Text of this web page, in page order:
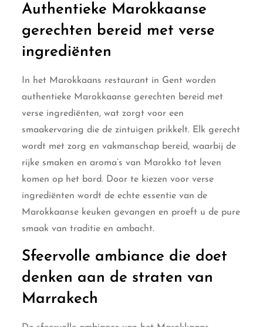
Authentieke Marokkaanse
gerechten bereid met verse
ingrediënten
In het Marokkaans restaurant in Gent worden
authentieke Marokkaanse gerechten bereid met
verse ingrediënten, wat zorgt voor een
smaakervaring die de zintuigen prikkelt. Elk gerecht
wordt met zorg en vakmanschap bereid, waarbij de
rijke smaken en aroma’s van Marokko tot leven
komen op het bord. Door te kiezen voor verse
ingrediënten wordt de echte essentie van de
Marokkaanse keuken gevangen en proeft u de pure
smaak van traditie en ambacht.
Sfeervolle ambiance die doet
denken aan de straten van
Marrakech